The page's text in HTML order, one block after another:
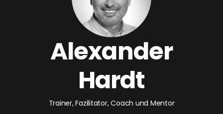
Alexander
Hardt
Trainer, Fazilitator, Coach und Mentor